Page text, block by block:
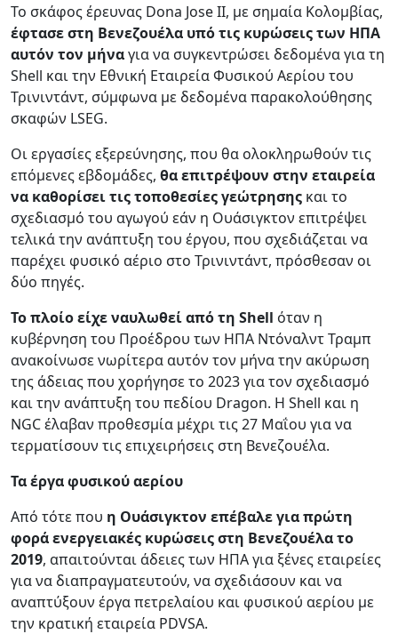
Το σκάφος έρευνας Dona Jose II, με σημαία Κολομβίας,
έφτασε στη Βενεζουέλα υπό τις κυρώσεις των ΗΠΑ
αυτόν τον μήναγια να συγκεντρώσει δεδομένα για τη
Shell και την Εθνική Εταιρεία Φυσικού Αερίου του
Τρινιντάντ, σύμφωνα με δεδομένα παρακολούθησης
σκαφών LSEG.
Οι εργασίες εξερεύνησης, που θα ολοκληρωθούν τις
επόμενες εβδομάδες, θα επιτρέψουν στην εταιρεία
να καθορίσει τις τοποθεσίες γεώτρησης και το
σχεδιασμό του αγωγού εάν η Ουάσιγκτον επιτρέψει
τελικά την ανάπτυξη του έργου, που σχεδιάζεται να
παρέχει φυσικό αέριο στο Τρινιντάντ, πρόσθεσαν οι
δύο πηγές.
Το πλοίο είχε ναυλωθεί από τη Shell όταν η
κυβέρνηση του Προέδρου των ΗΠΑ Ντόναλντ Τραμπ
ανακοίνωσε νωρίτερα αυτόν τον μήνα την ακύρωση
της άδειας που χορήγησε το 2023 για τον σχεδιασμό
και την ανάπτυξη του πεδίου Dragon. Η Shell και η
NGC έλαβαν προθεσμία μέχρι τις 27 Μαΐου για να
τερματίσουν τις επιχειρήσεις στη Βενεζουέλα.
Τα έργα φυσικού αερίου
Από τότε που η Ουάσιγκτον επέβαλε για πρώτη
φορά ενεργειακές κυρώσεις στη Βενεζουέλα το
2019, απαιτούνται άδειες των ΗΠΑ για ξένες εταιρείες
για να διαπραγματευτούν, να σχεδιάσουν και να
αναπτύξουν έργα πετρελαίου και φυσικού αερίου με
την κρατική εταιρεία PDVSA.